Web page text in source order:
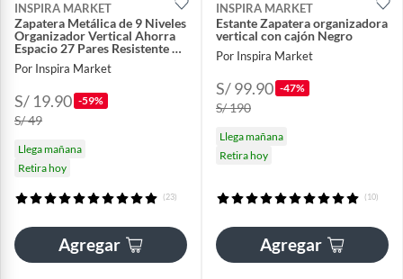
INSPIRA MARKET
Zapatera Metálica de 9 Niveles
Organizador Vertical Ahorra
Espacio 27 Pares Resistente y
Fácil Armar
Por Inspira Market
S/ 19.90 -59%
S/ 49
Llega mañana
Retira hoy
(23)
Agregar
INSPIRA MARKET
Estante Zapatera organizadora
vertical con cajón Negro
Por Inspira Market
S/ 99.90 -47%
S/ 190
Llega mañana
Retira hoy
(10)
Agregar